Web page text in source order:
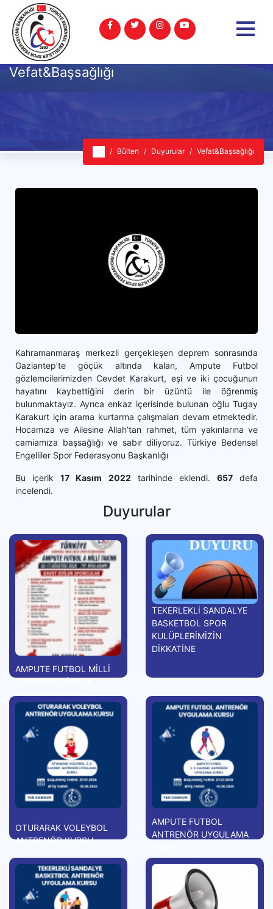
Vefat&Başsağlığı
Bülten Duyurular Vefat&Başsağlığı
Kahramanmaraş merkezli gerçekleşen deprem sonrasında
Gaziantep’te göçük altında kalan, Ampute Futbol
gözlemcilerimizden Cevdet Karakurt, eşi ve iki çocuğunun
hayatını kaybettiğini derin bir üzüntü ile öğrenmiş
bulunmaktayız. Ayrıca enkaz içerisinde bulunan oğlu Tugay
Karakurt için arama kurtarma çalışmaları devam etmektedir.
Hocamıza ve Ailesine Allah’tan rahmet, tüm yakınlarına ve
camiamıza başsağlığı ve sabır diliyoruz. Türkiye Bedensel
Engelliler Spor Federasyonu Başkanlığı
Bu içerik17 Kasım 2022 tarihinde eklendi. 657defa
incelendi.
Duyurular
AMPUTE FUTBOL MİLLİ
KAMPA GİRİYOR
TEKERLEKLİ SANDALYE
BASKETBOL SPOR
KULÜPLERİMİZİN
DİKKATİNE
OTURARAK VOLEYBOL
ANTRENÖR KURSU
AMPUTE FUTBOL
ANTRENÖR UYGULAMA